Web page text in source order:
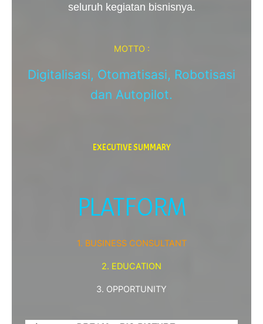
seluruh kegiatan bisnisnya.
MOTTO :
Digitalisasi, Otomatisasi, Robotisasi
dan Autopilot.
EXECUTIVE SUMMARY
PLATFORM
1. BUSINESS CONSULTANT
2. EDUCATION
3. OPPORTUNITY